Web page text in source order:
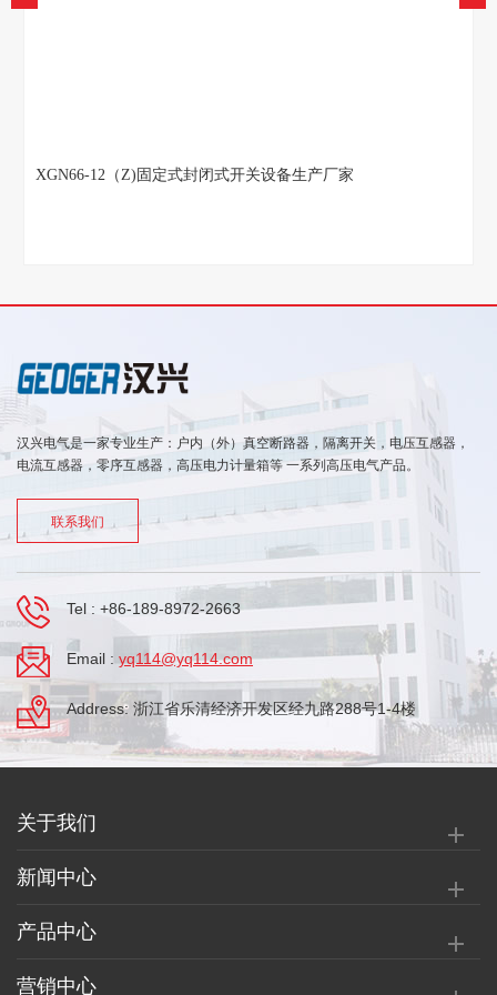
KYN28-12系列铠装中置式金属封闭开关设备
汉兴电气是一家专业生产：户内（外）真空断路器，隔离开关，电压互感器，
电流互感器，零序互感器，高压电力计量箱等 一系列高压电气产品。
联系我们
Tel : +86-189-8972-2663
Email : yq114@yq114.com
Address: 浙江省乐清经济开发区经九路288号1-4楼
关于我们
新闻中心
产品中心
营销中心